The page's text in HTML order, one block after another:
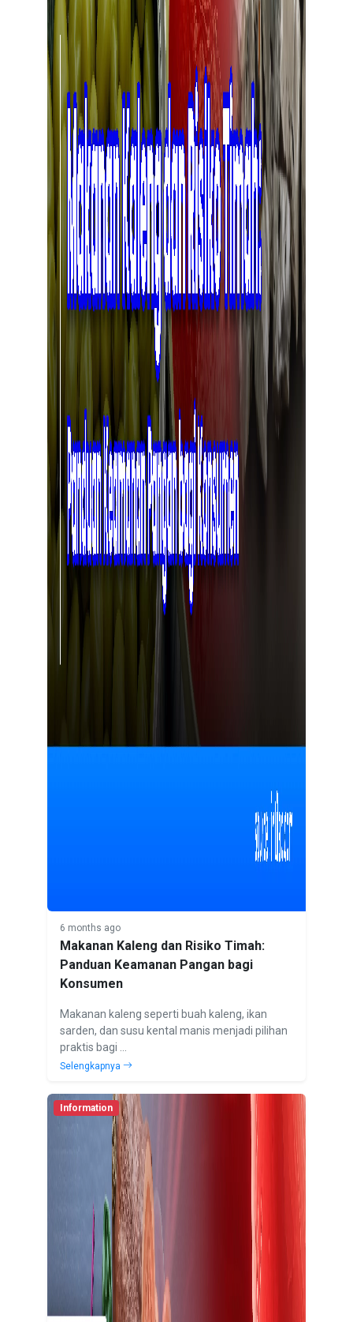
6 months ago
Makanan Kaleng dan Risiko Timah:
Panduan Keamanan Pangan bagi
Konsumen
Makanan kaleng seperti buah kaleng, ikan
sarden, dan susu kental manis menjadi pilihan
praktis bagi ...
Selengkapnya
Information